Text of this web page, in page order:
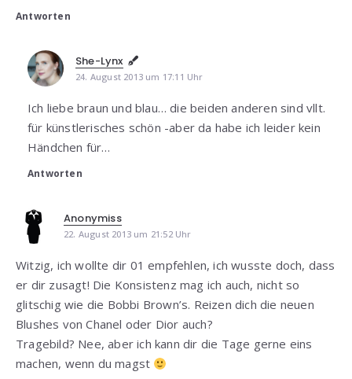
Antworten
She-Lynx
24. August 2013 um 17:11 Uhr
Ich liebe braun und blau… die beiden anderen sind vllt.
für künstlerisches schön -aber da habe ich leider kein
Händchen für…
Antworten
Anonymiss
22. August 2013 um 21:52 Uhr
Witzig, ich wollte dir 01 empfehlen, ich wusste doch, dass
er dir zusagt! Die Konsistenz mag ich auch, nicht so
glitschig wie die Bobbi Brown’s. Reizen dich die neuen
Blushes von Chanel oder Dior auch?
Tragebild? Nee, aber ich kann dir die Tage gerne eins
machen, wenn du magst